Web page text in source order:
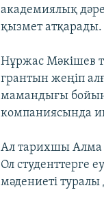
академиялық
қызмет атқарады.
Нұржас Мәкішев
грантын жеңіп
мамандығы
компаниясында
Ал тарихшы Алма
Ол студенттерге
мәдениеті туралы